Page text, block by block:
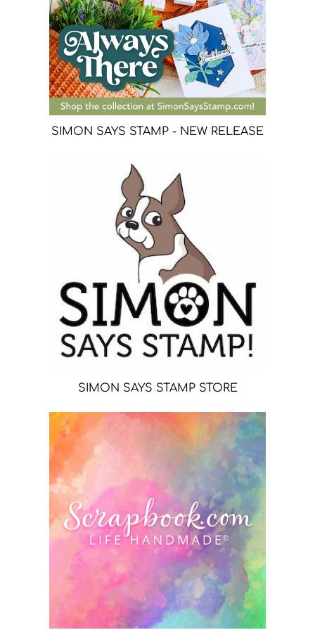
SIMON SAYS STAMP - NEW RELEASE
SIMON SAYS STAMP STORE